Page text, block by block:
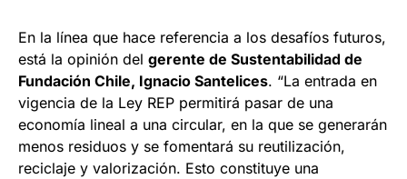
En la línea que hace referencia a los desafíos futuros,
está la opinión del gerente de Sustentabilidad de
Fundación Chile, Ignacio Santelices. “La entrada en
vigencia de la Ley REP permitirá pasar de una
economía lineal a una circular, en la que se generarán
menos residuos y se fomentará su reutilización,
reciclaje y valorización. Esto constituye una